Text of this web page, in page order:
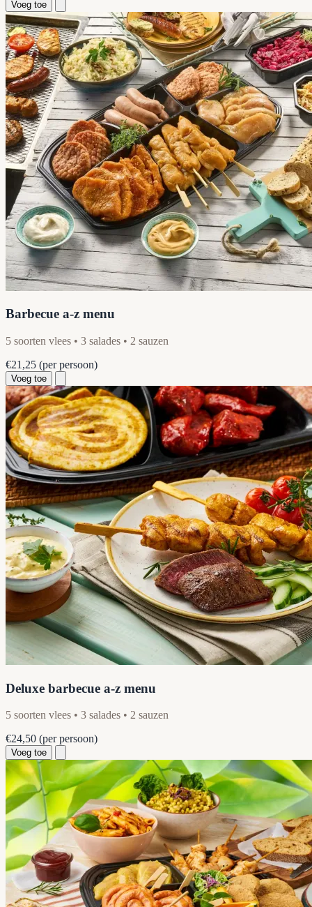
Voeg toe
Barbecue a-z menu
5 soorten vlees • 3 salades • 2 sauzen
€21,25 (per persoon)
Voeg toe
Deluxe barbecue a-z menu
5 soorten vlees • 3 salades • 2 sauzen
€24,50 (per persoon)
Voeg toe